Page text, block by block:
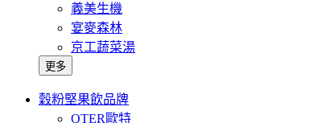
義美生機
宴麥森林
京工蔬菜湯
更多
穀粉堅果飲品牌
OTER歐特